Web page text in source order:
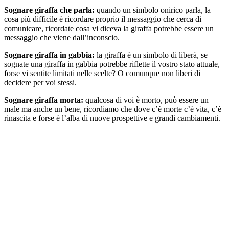
Sognare giraffa che parla: quando un simbolo onirico parla, la
cosa più difficile è ricordare proprio il messaggio che cerca di
comunicare, ricordate cosa vi diceva la giraffa potrebbe essere un
messaggio che viene dall’inconscio.
Sognare giraffa in gabbia: la giraffa è un simbolo di liberà, se
sognate una giraffa in gabbia potrebbe riflette il vostro stato attuale,
forse vi sentite limitati nelle scelte? O comunque non liberi di
decidere per voi stessi.
Sognare giraffa morta: qualcosa di voi è morto, può essere un
male ma anche un bene, ricordiamo che dove c’è morte c’è vita, c’è
rinascita e forse è l’alba di nuove prospettive e grandi cambiamenti.